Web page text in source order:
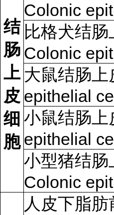
结
肠
上
皮
细
胞
Colonic
比格犬结
Colonic
大鼠结肠
epithelial
小鼠结肠
epithelial
小型猪结
Colonic
人皮下脂